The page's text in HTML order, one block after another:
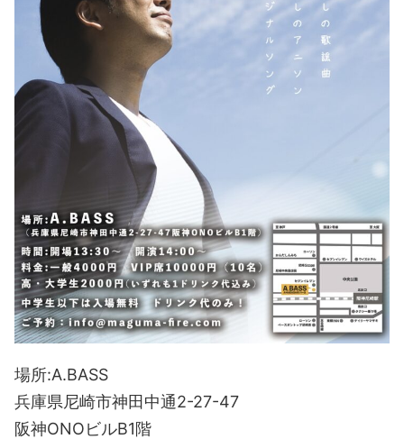
場所:A.BASS
兵庫県尼崎市神田中通2-27-47
阪神ONOビルB1階